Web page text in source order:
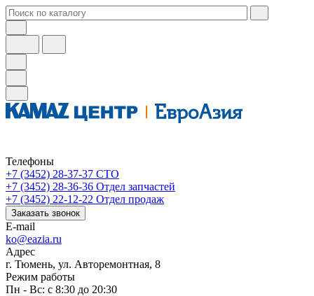
Телефоны
+7 (3452) 28-37-37 СТО
+7 (3452) 28-36-36 Отдел запчастей
+7 (3452) 22-12-22 Отдел продаж
Заказать звонок
E-mail
ko@eazia.ru
Адрес
г. Тюмень, ул. Авторемонтная, 8
Режим работы
Пн - Вс: с 8:30 до 20:30